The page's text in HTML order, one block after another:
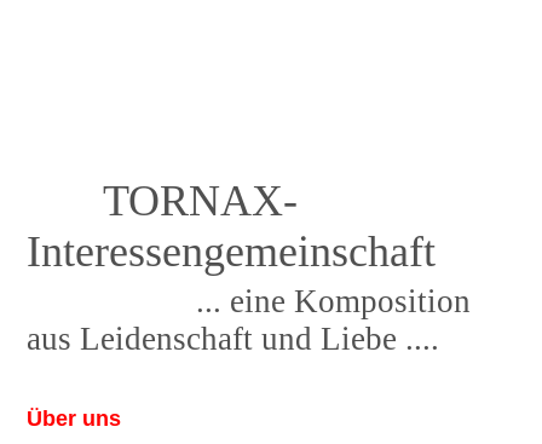
TORNAX-
Interessengemeinschaft
... eine Komposition
aus Leidenschaft und Liebe ....
Über uns